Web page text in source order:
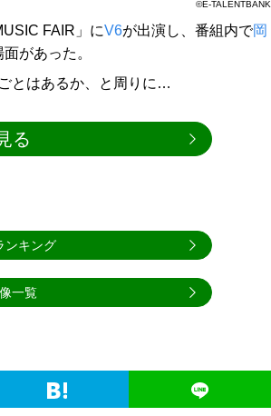
©E-TALENTBANK
FAIR」にV6が出演し、番組内で岡
があった。
とはあるか、と周りに…
る
ンキング
一覧